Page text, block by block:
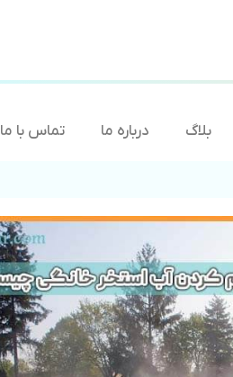
بلاگ درباره ما تماس با ما